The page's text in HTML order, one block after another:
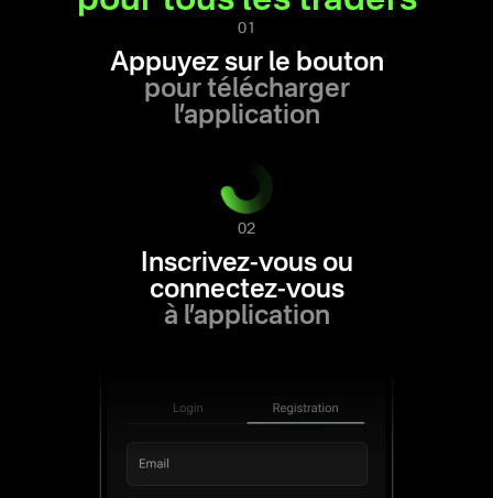
01
Appuyez sur le bouton
pour télécharger
l’application
02
Inscrivez-vous ou
connectez-vous
à l’application